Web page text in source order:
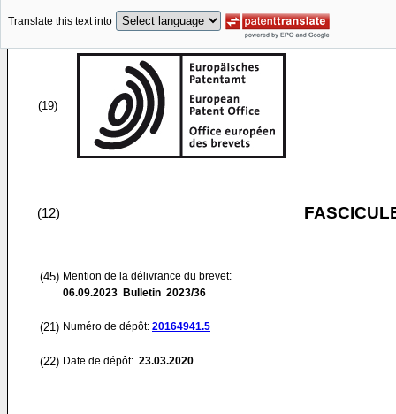
Translate this text into
(19)
(12)
(45) Mention de la délivrance du brevet:
06.09.2023 Bulletin 2023/36
(21) Numéro de dépôt: 20164941.5
(22) Date de dépôt: 23.03.2020